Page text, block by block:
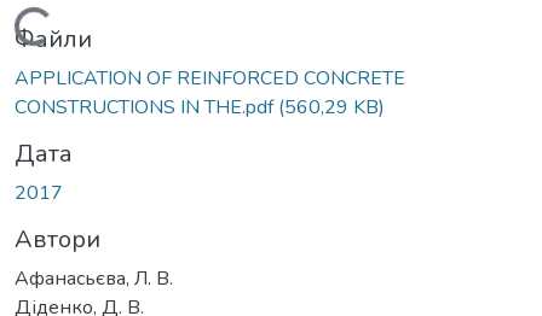
Вантажиться...
Файли
APPLICATION OF REINFORCED CONCRETE
CONSTRUCTIONS IN THE.pdf(560,29 KB)
Дата
2017
Автори
Афанасьєва, Л. В.
Діденко, Д. В.